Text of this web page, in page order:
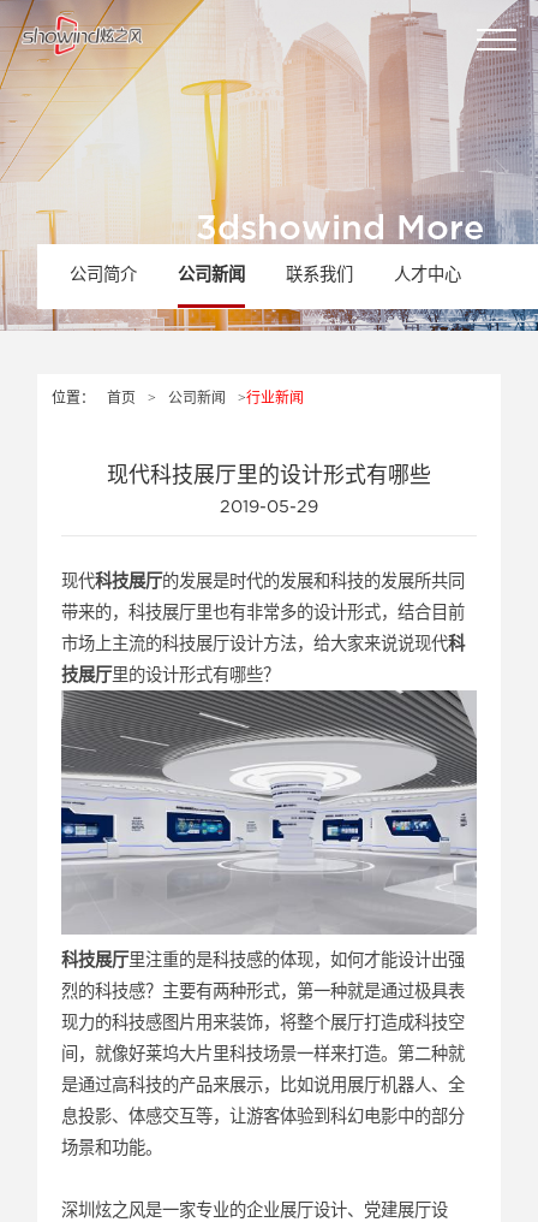
3dshowind More
炫之风更多
公司简介 公司新闻 联系我们 人才中心
位置： 首页 > 公司新闻 >行业新闻
现代科技展厅里的设计形式有哪些
2019-05-29
现代科技展厅的发展是时代的发展和科技的发展所共同
带来的，科技展厅里也有非常多的设计形式，结合目前
市场上主流的科技展厅设计方法，给大家来说说现代科
技展厅里的设计形式有哪些？
科技展厅里注重的是科技感的体现，如何才能设计出强
烈的科技感？主要有两种形式，第一种就是通过极具表
现力的科技感图片用来装饰，将整个展厅打造成科技空
间，就像好莱坞大片里科技场景一样来打造。第二种就
是通过高科技的产品来展示，比如说用展厅机器人、全
息投影、体感交互等，让游客体验到科幻电影中的部分
场景和功能。
深圳炫之风是一家专业的企业展厅设计、党建展厅设